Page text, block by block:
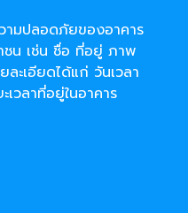
ามปลอดภัยของอาคาร
ชน เช่น ชื่อ ที่อยู่ ภาพ
ะเอียดได้แก่ วันเวลา
วลาที่อยู่ในอาคาร